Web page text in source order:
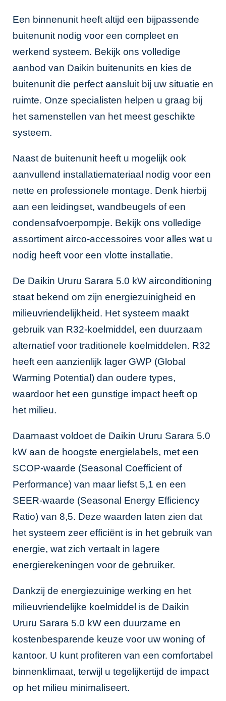
Een binnenunit heeft altijd een bijpassende
buitenunit nodig voor een compleet en
werkend systeem. Bekijk ons volledige
aanbod van Daikin buitenunits en kies de
buitenunit die perfect aansluit bij uw situatie en
ruimte. Onze specialisten helpen u graag bij
het samenstellen van het meest geschikte
systeem.
Naast de buitenunit heeft u mogelijk ook
aanvullend installatiemateriaal nodig voor een
nette en professionele montage. Denk hierbij
aan een leidingset, wandbeugels of een
condensafvoerpompje. Bekijk ons volledige
assortiment airco-accessoires voor alles wat u
nodig heeft voor een vlotte installatie.
De Daikin Ururu Sarara 5.0 kW airconditioning
staat bekend om zijn energiezuinigheid en
milieuvriendelijkheid. Het systeem maakt
gebruik van R32-koelmiddel, een duurzaam
alternatief voor traditionele koelmiddelen. R32
heeft een aanzienlijk lager GWP (Global
Warming Potential) dan oudere types,
waardoor het een gunstige impact heeft op
het milieu.
Daarnaast voldoet de Daikin Ururu Sarara 5.0
kW aan de hoogste energielabels, met een
SCOP-waarde (Seasonal Coefficient of
Performance) van maar liefst 5,1 en een
SEER-waarde (Seasonal Energy Efficiency
Ratio) van 8,5. Deze waarden laten zien dat
het systeem zeer efficiënt is in het gebruik van
energie, wat zich vertaalt in lagere
energierekeningen voor de gebruiker.
Dankzij de energiezuinige werking en het
milieuvriendelijke koelmiddel is de Daikin
Ururu Sarara 5.0 kW een duurzame en
kostenbesparende keuze voor uw woning of
kantoor. U kunt profiteren van een comfortabel
binnenklimaat, terwijl u tegelijkertijd de impact
op het milieu minimaliseert.